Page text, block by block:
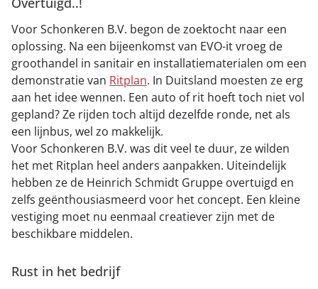
Voor Schonkeren B.V. begon de zoektocht naar een
oplossing. Na een bijeenkomst van EVO-it vroeg de
groothandel in sanitair en installatiematerialen om een
demonstratie van Ritplan. In Duitsland moesten ze erg
aan het idee wennen. Een auto of rit hoeft toch niet vol
gepland? Ze rijden toch altijd dezelfde ronde, net als
een lijnbus, wel zo makkelijk.
Voor Schonkeren B.V. was dit veel te duur, ze wilden
het met Ritplan heel anders aanpakken. Uiteindelijk
hebben ze de Heinrich Schmidt Gruppe overtuigd en
zelfs geënthousiasmeerd voor het concept. Een kleine
vestiging moet nu eenmaal creatiever zijn met de
beschikbare middelen.
Rust in het bedrijf